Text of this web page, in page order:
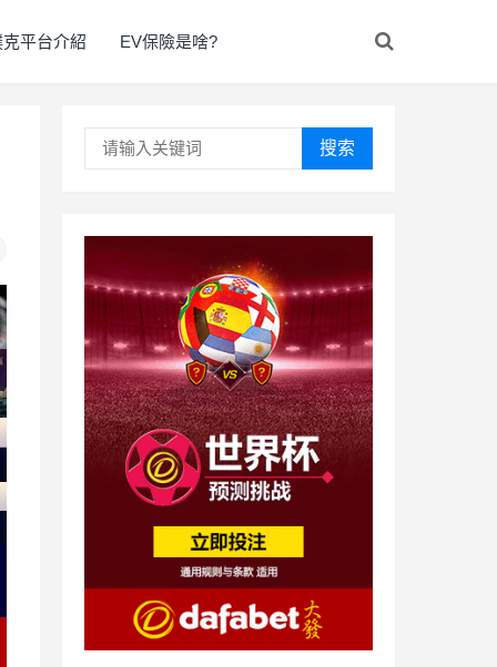
平台介紹 EV保險是啥?
搜索